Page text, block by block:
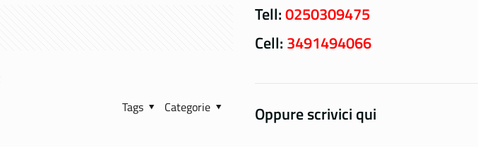
Categorie
Tags
Tell:0250309475
Cell: 3491494066
Oppure scrivici qui